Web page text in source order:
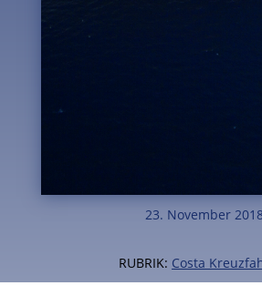
23. November
RUBRIK: Costa